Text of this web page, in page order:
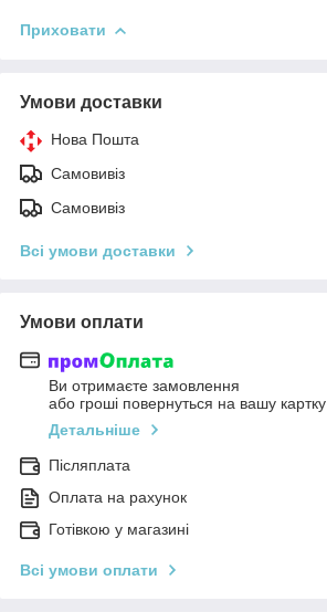
Приховати
Умови доставки
Нова Пошта
Самовивіз
Самовивіз
Всі умови доставки
Умови оплати
Ви отримаєте замовлення
або гроші повернуться на вашу картку
Детальніше
Післяплата
Оплата на рахунок
Готівкою у магазині
Всі умови оплати